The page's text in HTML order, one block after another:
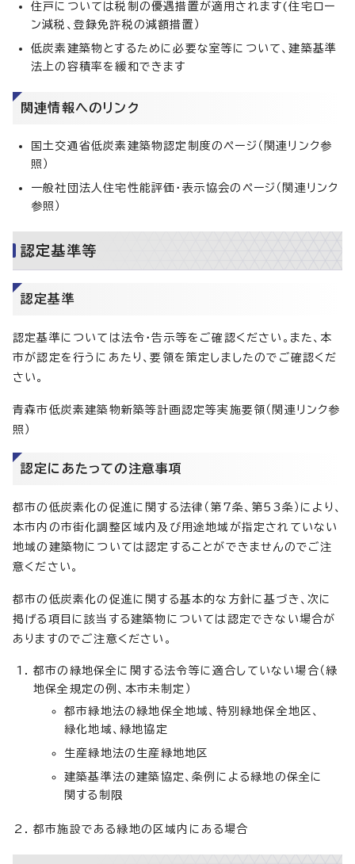
住戸については税制の優遇措置が適用されます(住宅ロー
ン減税、登録免許税の減額措置）
低炭素建築物とするために必要な室等について、建築基準
法上の容積率を緩和できます
関連情報へのリンク
国土交通省低炭素建築物認定制度のページ（関連リンク参
照）
一般社団法人住宅性能評価・表示協会のページ（関連リンク
参照）
認定基準等
認定基準
認定基準については法令・告示等をご確認ください。また、本
市が認定を行うにあたり、要領を策定しましたのでご確認くだ
さい。
青森市低炭素建築物新築等計画認定等実施要領（関連リンク参
照）
認定にあたっての注意事項
都市の低炭素化の促進に関する法律（第7条、第53条）により、
本市内の市街化調整区域内及び用途地域が指定されていない
地域の建築物については認定することができませんのでご注
意ください。
都市の低炭素化の促進に関する基本的な方針に基づき、次に
掲げる項目に該当する建築物については認定できない場合が
ありますのでご注意ください。
都市の緑地保全に関する法令等に適合していない場合（緑
地保全規定の例、本市未制定）
都市緑地法の緑地保全地域、特別緑地保全地区、
緑化地域、緑地協定
生産緑地法の生産緑地地区
建築基準法の建築協定、条例による緑地の保全に
関する制限
都市施設である緑地の区域内にある場合